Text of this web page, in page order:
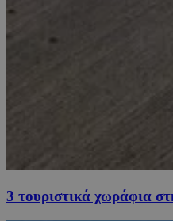
3 τουριστικά χωράφια